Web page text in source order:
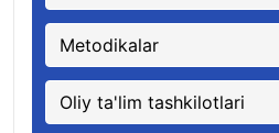
Metodikalar
Oliy ta'lim tashkilotlari